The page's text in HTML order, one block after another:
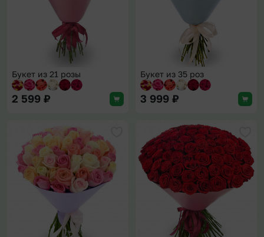
Букет из 21 розы
2 599 ₽
Букет из 35 роз
3 999 ₽
Добавить в избранное